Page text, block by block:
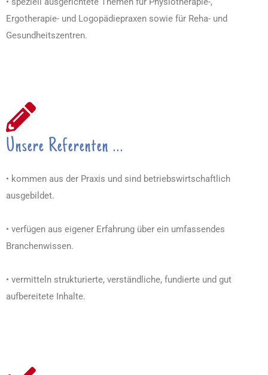
Ergotherapie- und Logopädiepraxen sowie für Reha- und
Gesundheitszentren.
Unsere Referenten ...
• kommen aus der Praxis und sind betriebswirtschaftlich
ausgebildet.
• verfügen aus eigener Erfahrung über ein umfassendes
Branchenwissen.
• vermitteln strukturierte, verständliche, fundierte und gut
aufbereitete Inhalte.